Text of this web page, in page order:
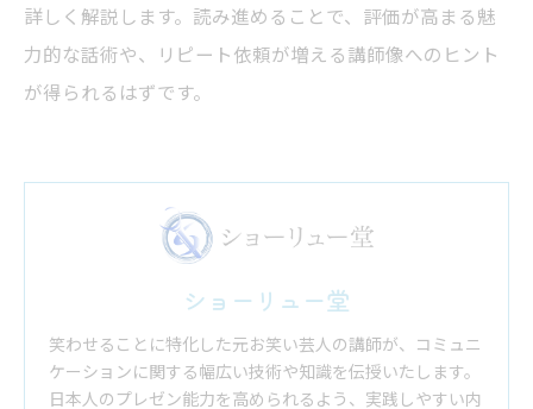
詳しく解説します。読み進めることで、評価が高まる魅
力的な話術や、リピート依頼が増える講師像へのヒント
が得られるはずです。
ショーリュー堂
笑わせることに特化した元お笑い芸人の講師が、コミュニ
ケーションに関する幅広い技術や知識を伝授いたします。
日本人のプレゼン能力を高められるよう、実践しやすい内